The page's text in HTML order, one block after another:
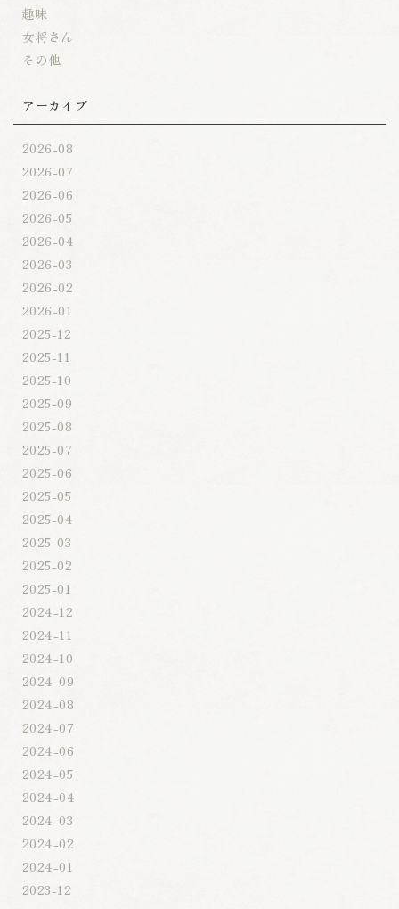
趣味
女将さん
その他
アーカイブ
2026-08
2026-07
2026-06
2026-05
2026-04
2026-03
2026-02
2026-01
2025-12
2025-11
2025-10
2025-09
2025-08
2025-07
2025-06
2025-05
2025-04
2025-03
2025-02
2025-01
2024-12
2024-11
2024-10
2024-09
2024-08
2024-07
2024-06
2024-05
2024-04
2024-03
2024-02
2024-01
2023-12